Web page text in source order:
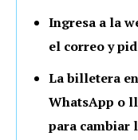
Ingresa a la
el correo y
La billetera
WhatsApp o
para cambiar